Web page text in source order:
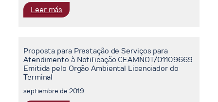
Leer más
New
Brazil
(NEB)
Proposta para Prestação de Serviços para
Atendimento à Notificação CEAMNOT/01109669
Emitida pelo Orgão Ambiental Licenciador do
Terminal
septiembre de 2019